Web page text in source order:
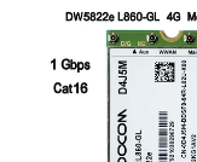
ноутбука dell Inspiron